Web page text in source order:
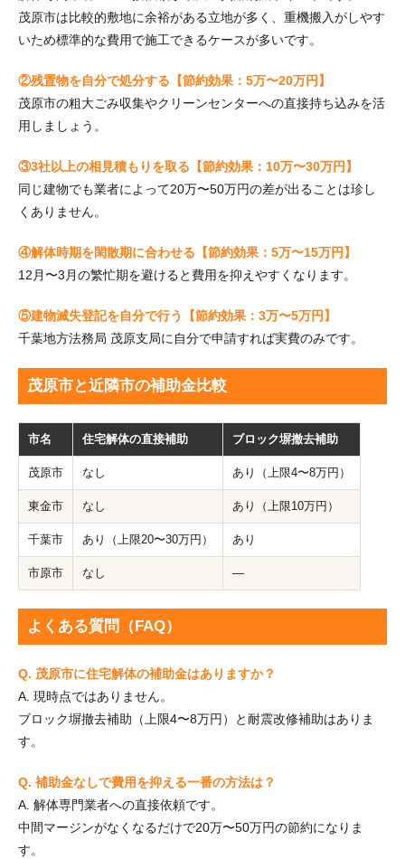
茂原市は比較的敷地に余裕がある立地が多く、重機搬入がしやす
いため標準的な費用で施工できるケースが多いです。
②残置物を自分で処分する【節約効果：5万〜20万円】
茂原市の粗大ごみ収集やクリーンセンターへの直接持ち込みを活
用しましょう。
③3社以上の相見積もりを取る【節約効果：10万〜30万円】
同じ建物でも業者によって20万〜50万円の差が出ることは珍し
くありません。
④解体時期を閑散期に合わせる【節約効果：5万〜15万円】
12月〜3月の繁忙期を避けると費用を抑えやすくなります。
⑤建物滅失登記を自分で行う【節約効果：3万〜5万円】
千葉地方法務局 茂原支局に自分で申請すれば実費のみです。
茂原市と近隣市の補助金比較
市名 住宅解体の直接補助 ブロック塀撤去補助
茂原市 なし あり（上限4〜8万円）
東金市 なし あり（上限10万円）
千葉市 あり（上限20〜30万円） あり
市原市 なし —
よくある質問（FAQ）
Q. 茂原市に住宅解体の補助金はありますか？
A. 現時点ではありません。
ブロック塀撤去補助（上限4〜8万円）と耐震改修補助はありま
す。
Q. 補助金なしで費用を抑える一番の方法は？
A. 解体専門業者への直接依頼です。
中間マージンがなくなるだけで20万〜50万円の節約になりま
す。